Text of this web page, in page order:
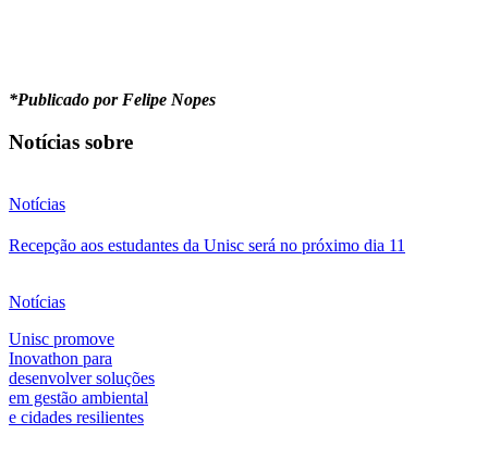
*Publicado por Felipe Nopes
Notícias sobre
Notícias
Recepção aos estudantes da Unisc será no próximo dia 11
Notícias
Unisc promove
Inovathon para
desenvolver soluções
em gestão ambiental
e cidades resilientes